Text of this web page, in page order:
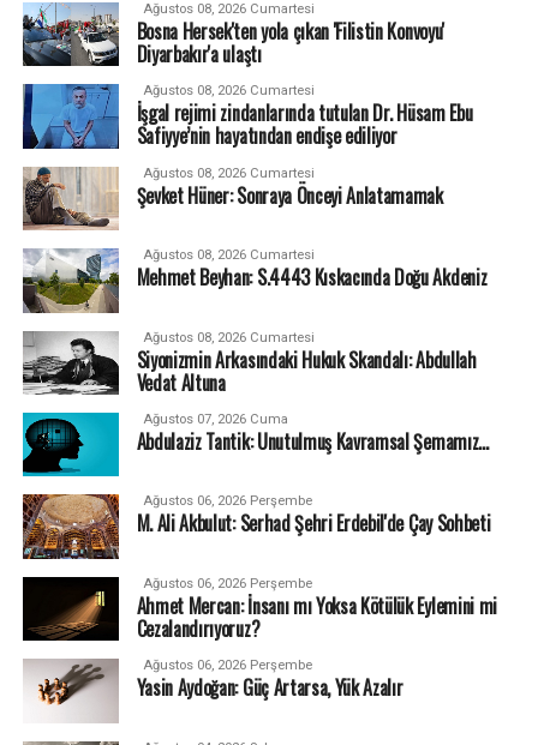
Ağustos 08, 2026 Cumartesi
Bosna Hersek'ten yola çıkan 'Filistin Konvoyu'
Diyarbakır'a ulaştı
Ağustos 08, 2026 Cumartesi
İşgal rejimi zindanlarında tutulan Dr. Hüsam Ebu
Safiyye’nin hayatından endişe ediliyor
Ağustos 08, 2026 Cumartesi
Şevket Hüner: Sonraya Önceyi Anlatamamak
Ağustos 08, 2026 Cumartesi
Mehmet Beyhan: S.4443 Kıskacında Doğu Akdeniz
Ağustos 08, 2026 Cumartesi
Siyonizmin Arkasındaki Hukuk Skandalı: Abdullah
Vedat Altuna
Ağustos 07, 2026 Cuma
Abdulaziz Tantik: Unutulmuş Kavramsal Şemamız…
Ağustos 06, 2026 Perşembe
M. Ali Akbulut: Serhad Şehri Erdebil'de Çay Sohbeti
Ağustos 06, 2026 Perşembe
Ahmet Mercan: İnsanı mı Yoksa Kötülük Eylemini mi
Cezalandırıyoruz?
Ağustos 06, 2026 Perşembe
Yasin Aydoğan: Güç Artarsa, Yük Azalır